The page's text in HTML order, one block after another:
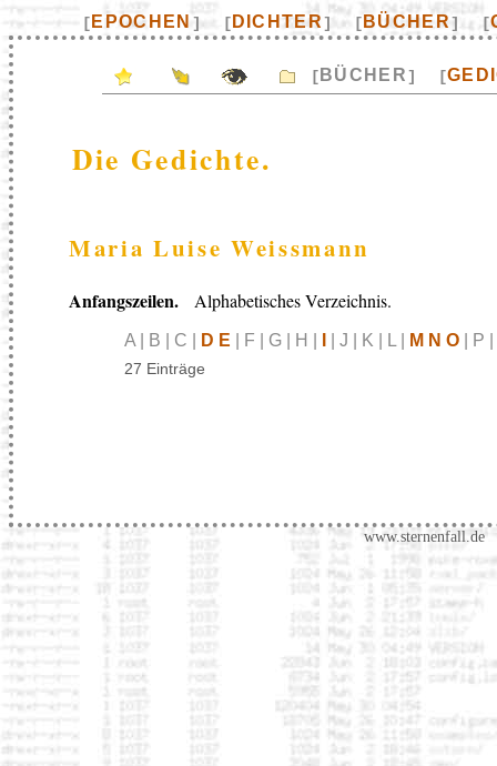
[ EPOCHEN ] [ DICHTER] [ BÜCHER] [
[ BÜCHER] [
Die Gedichte.
Maria Luise Weissmann
Anfangszeilen. Alphabetisches Verzeichnis.
A | B | C | D E | F | G | H | | J | K | L | M N O | P
27 Einträge
www.sternenfall.de